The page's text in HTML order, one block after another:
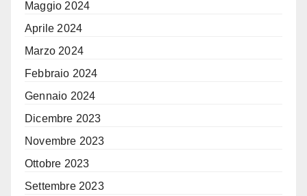
Maggio 2024
Aprile 2024
Marzo 2024
Febbraio 2024
Gennaio 2024
Dicembre 2023
Novembre 2023
Ottobre 2023
Settembre 2023